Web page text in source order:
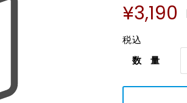
¥3,190
税込
数 量